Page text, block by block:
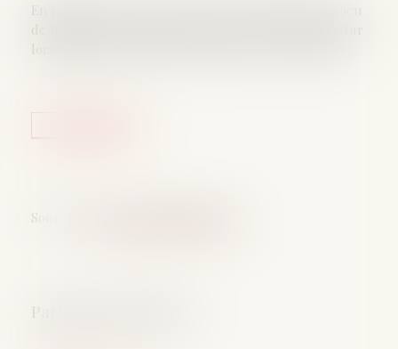
Source :
En principe, une décision étrangère établissant un lien
de filiation produit ses effets en France sans exequatur